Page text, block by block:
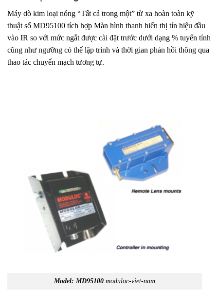
Máy dò kim loại nóng “Tất cả trong một” từ xa hoàn toàn kỹ
thuật số MD95100 tích hợp Màn hình thanh hiển thị tín hiệu đầu
vào IR so với mức ngắt được cài đặt trước dưới dạng % tuyến tính
cũng như ngưỡng có thể lập trình và thời gian phản hồi thông qua
thao tác chuyển mạch tương tự.
Model: MD95100 moduloc-viet-nam